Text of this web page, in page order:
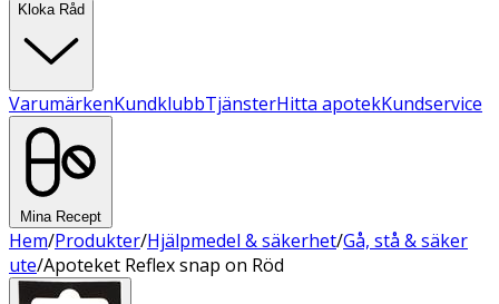
Kloka Råd
VarumärkenKundklubbTjänsterHitta apotekKundservice
Mina Recept
Hem/Produkter/Hjälpmedel & säkerhet/Gå, stå & säker
ute/Apoteket Reflex snap on Röd